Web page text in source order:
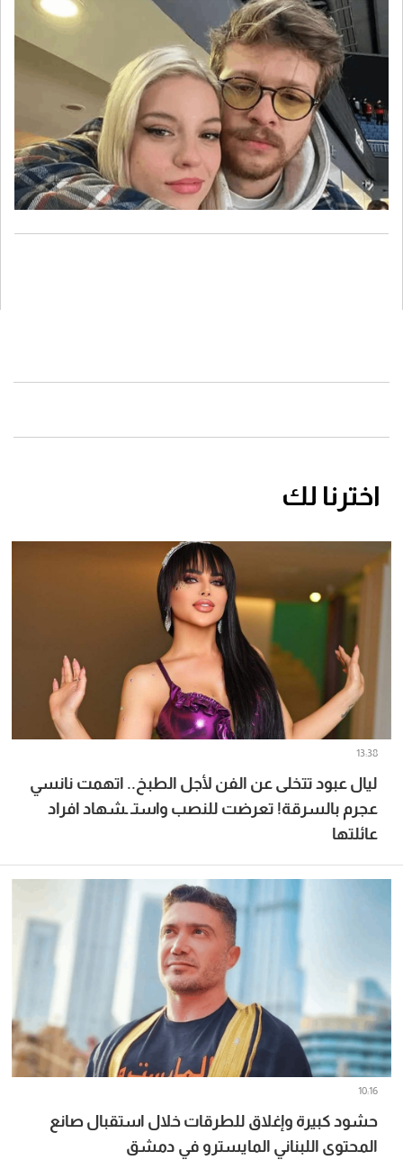
الزواج، من دون إعلان رسمي حتى الآن.
اخترنا لك
ليال عبود تتخلى عن الفن لأجل الطبخ.. اتهمت نانسي
عجرم بالسرقة! تعرضت للنصب واستـ ـشهاد افراد
عائلتها
13:38
حشود كبيرة وإغلاق للطرقات خلال استقبال صانع
المحتوى اللبناني المايسترو في دمشق
10:16